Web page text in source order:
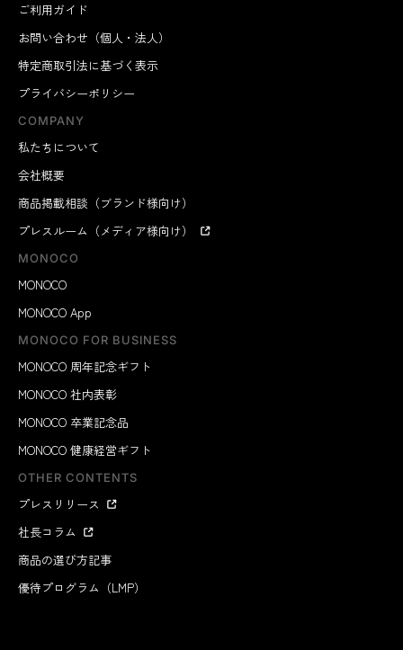
ご利用ガイド
お問い合わせ（個人・法人）
特定商取引法に基づく表示
プライバシーポリシー
COMPANY
私たちについて
会社概要
商品掲載相談（ブランド様向け）
プレスルーム（メディア様向け）
MONOCO
MONOCO
MONOCO App
MONOCO FOR BUSINESS
MONOCO 周年記念ギフト
MONOCO 社内表彰
MONOCO 卒業記念品
MONOCO 健康経営ギフト
OTHER CONTENTS
プレスリリース
社長コラム
商品の選び方記事
優待プログラム（LMP）